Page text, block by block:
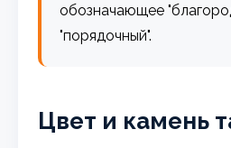
обозначающее
"порядочный".
Цвет и камень